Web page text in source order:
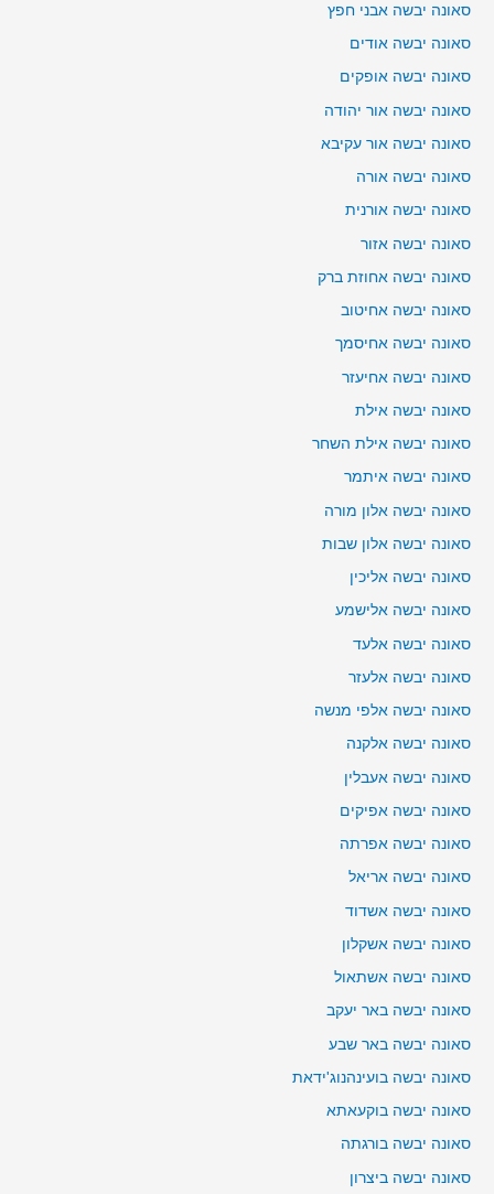
סאונה יבשה אבני חפץ
סאונה יבשה אודים
סאונה יבשה אופקים
סאונה יבשה אור יהודה
סאונה יבשה אור עקיבא
סאונה יבשה אורה
סאונה יבשה אורנית
סאונה יבשה אזור
סאונה יבשה אחוזת ברק
סאונה יבשה אחיטוב
סאונה יבשה אחיסמך
סאונה יבשה אחיעזר
סאונה יבשה אילת
סאונה יבשה אילת השחר
סאונה יבשה איתמר
סאונה יבשה אלון מורה
סאונה יבשה אלון שבות
סאונה יבשה אליכין
סאונה יבשה אלישמע
סאונה יבשה אלעד
סאונה יבשה אלעזר
סאונה יבשה אלפי מנשה
סאונה יבשה אלקנה
סאונה יבשה אעבלין
סאונה יבשה אפיקים
סאונה יבשה אפרתה
סאונה יבשה אריאל
סאונה יבשה אשדוד
סאונה יבשה אשקלון
סאונה יבשה אשתאול
סאונה יבשה באר יעקב
סאונה יבשה באר שבע
סאונה יבשה בועינהנוג'ידאת
סאונה יבשה בוקעאתא
סאונה יבשה בורגתה
סאונה יבשה ביצרון